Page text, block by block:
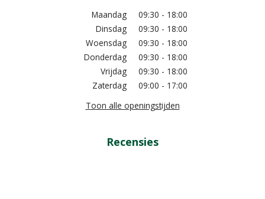
Maandag
09:30 - 18:00
Dinsdag
09:30 - 18:00
Woensdag
09:30 - 18:00
Donderdag
09:30 - 18:00
Vrijdag
09:30 - 18:00
Zaterdag
09:00 - 17:00
Toon alle openingstijden
Recensies